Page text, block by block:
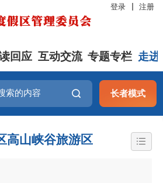
登录 注册
回应 互动交流 专题专栏 走进
长者模式
高山峡谷旅游区